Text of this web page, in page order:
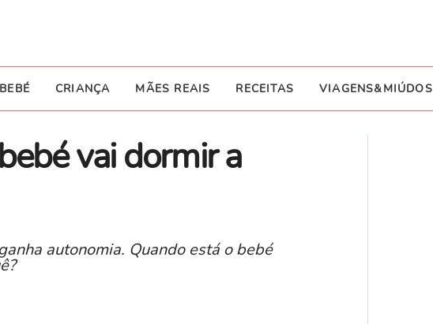
BEBÉ CRIANÇA MÃES REAIS RECEITAS VIAGENS&MIÚDOS
vai dormir a
autonomia. Quando está o bebé